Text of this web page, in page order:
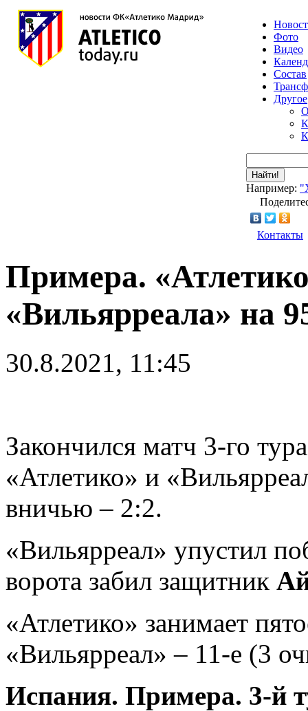
Фото
Видео
Состав
Другое
Найти!
Например:
Контакты
Примера.
«Вильярреала» на
30.8.2021, 11:45
Закончился матч 3-го
«Атлетико» и
вничью – 2:2.
«Вильярреал» упустил
ворота забил защитник
«Атлетико» занимает
«Вильярреал» – 11-е (3
Испания. Примера. 3-й